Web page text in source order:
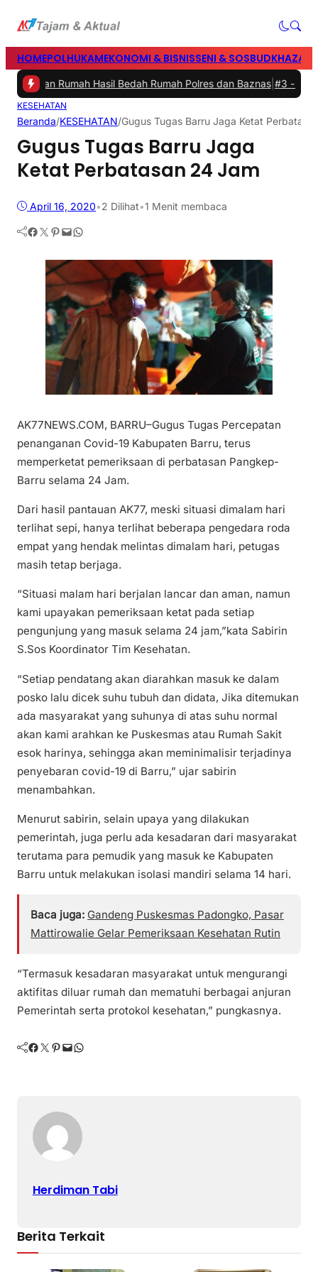
HOMEPOLHUKAMEKONOMI & BISNISSENI & SOSBUD
Rumah Hasil Bedah Rumah Polres dan Baznas|#3 - Bupati
KESEHATAN
Beranda/KESEHATAN/Gugus Tugas Barru Jaga Ketat
Gugus Tugas Barru Jaga
Ketat Perbatasan 24 Jam
April 16, 2020•2 Dilihat•1 Menit membaca
Facebook Twitter Pinterest Mail WhatsApp
AK77NEWS.COM, BARRU–Gugus Tugas Percepatan
penanganan Covid-19 Kabupaten Barru, terus
memperketat pemeriksaan di perbatasan Pangkep-
Barru selama 24 Jam.
Dari hasil pantauan AK77, meski situasi dimalam hari
terlihat sepi, hanya terlihat beberapa pengedara roda
empat yang hendak melintas dimalam hari, petugas
masih tetap berjaga.
“Situasi malam hari berjalan lancar dan aman, namun
kami upayakan pemeriksaan ketat pada setiap
pengunjung yang masuk selama 24 jam,”kata Sabirin
S.Sos Koordinator Tim Kesehatan.
“Setiap pendatang akan diarahkan masuk ke dalam
posko lalu dicek suhu tubuh dan didata, Jika ditemukan
ada masyarakat yang suhunya di atas suhu normal
akan kami arahkan ke Puskesmas atau Rumah Sakit
esok harinya, sehingga akan meminimalisir terjadinya
penyebaran covid-19 di Barru,” ujar sabirin
menambahkan.
Menurut sabirin, selain upaya yang dilakukan
pemerintah, juga perlu ada kesadaran dari masyarakat
terutama para pemudik yang masuk ke Kabupaten
Barru untuk melakukan isolasi mandiri selama 14 hari.
Baca juga: Gandeng Puskesmas Padongko, Pasar
Mattirowalie Gelar Pemeriksaan Kesehatan Rutin
“Termasuk kesadaran masyarakat untuk mengurangi
aktifitas diluar rumah dan mematuhi berbagai anjuran
Pemerintah serta protokol kesehatan,” pungkasnya.
Facebook Twitter Pinterest Mail WhatsApp
Herdiman Tabi
Berita Terkait